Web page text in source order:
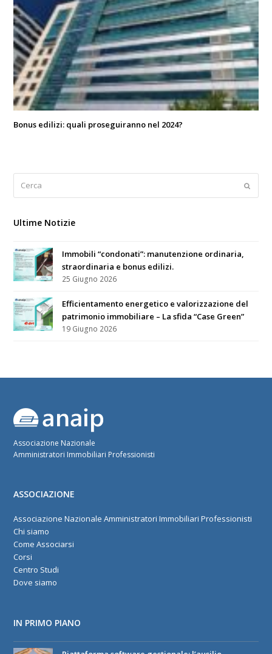
Bonus edilizi: quali proseguiranno nel 2024?
Ultime Notizie
Immobili “condonati”: manutenzione ordinaria,
straordinaria e bonus edilizi.
25 Giugno 2026
Efficientamento energetico e valorizzazione del
patrimonio immobiliare – La sfida “Case Green”
19 Giugno 2026
Associazione Nazionale
Amministratori Immobiliari Professionisti
ASSOCIAZIONE
Associazione Nazionale Amministratori Immobiliari Professionisti
Chi siamo
Come Associarsi
Corsi
Centro Studi
Dove siamo
IN PRIMO PIANO